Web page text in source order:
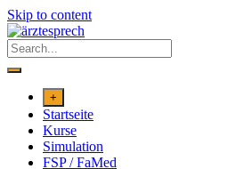
Skip to content
+
Startseite
Kurse
Simulation
FSP / FaMed